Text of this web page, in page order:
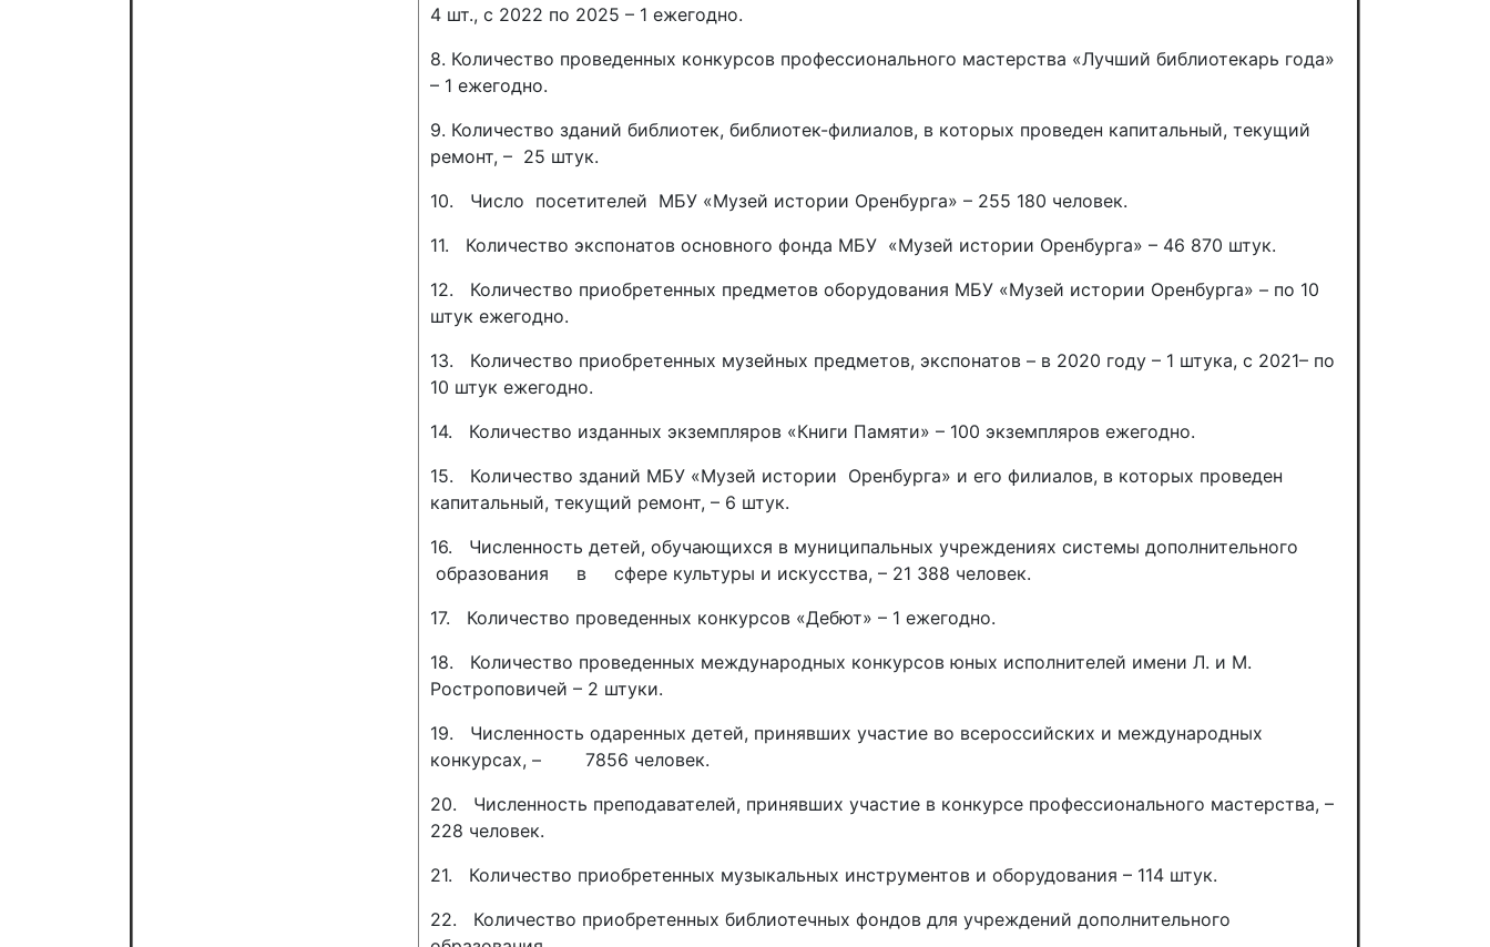
4 шт., с 2022 по 2025 – 1 ежегодно.
8. Количество проведенных конкурсов профессионального мастерства «Лучший библиотекарь года»
– 1 ежегодно.
9. Количество зданий библиотек, библиотек-филиалов, в которых проведен капитальный, текущий
ремонт, – 25 штук.
10. Число посетителей МБУ «Музей истории Оренбурга» – 255 180 человек.
11. Количество экспонатов основного фонда МБУ «Музей истории Оренбурга» – 46 870 штук.
12. Количество приобретенных предметов оборудования МБУ «Музей истории Оренбурга» – по 10
штук ежегодно.
13. Количество приобретенных музейных предметов, экспонатов – в 2020 году – 1 штука, с 2021– по
10 штук ежегодно.
14. Количество изданных экземпляров «Книги Памяти» – 100 экземпляров ежегодно.
15. Количество зданий МБУ «Музей истории Оренбурга» и его филиалов, в которых проведен
капитальный, текущий ремонт, – 6 штук.
16. Численность детей, обучающихся в муниципальных учреждениях системы дополнительного
образования в сфере культуры и искусства, – 21 388 человек.
17. Количество проведенных конкурсов «Дебют» – 1 ежегодно.
18. Количество проведенных международных конкурсов юных исполнителей имени Л. и М.
Ростроповичей – 2 штуки.
19. Численность одаренных детей, принявших участие во всероссийских и международных
конкурсах, – 7856 человек.
20. Численность преподавателей, принявших участие в конкурсе профессионального мастерства, –
228 человек.
21. Количество приобретенных музыкальных инструментов и оборудования – 114 штук.
22. Количество приобретенных библиотечных фондов для учреждений дополнительного